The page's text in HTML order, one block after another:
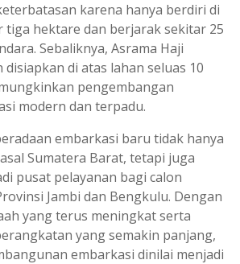
karena hanya berdiri di
tiga hektare dan berjarak sekitar 25
Sebaliknya, Asrama Haji
disiapkan di atas lahan seluas 10
pengembangan
modern dan terpadu.
embarkasi baru tidak hanya
Sumatera Barat, tetapi juga
pusat pelayanan bagi calon
Jambi dan Bengkulu. Dengan
yang terus meningkat serta
yang semakin panjang,
embarkasi dinilai menjadi